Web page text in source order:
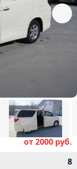
от 2000 руб.
8